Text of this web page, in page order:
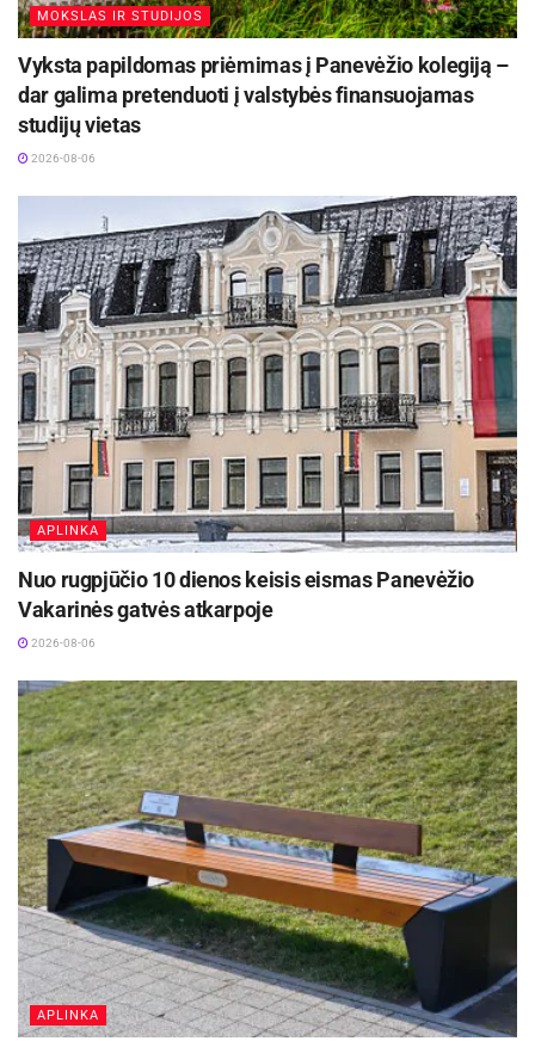
MOKSLAS IR STUDIJOS
Vyksta papildomas priėmimas į Panevėžio kolegiją –
dar galima pretenduoti į valstybės finansuojamas
studijų vietas
2026-08-06
APLINKA
Nuo rugpjūčio 10 dienos keisis eismas Panevėžio
Vakarinės gatvės atkarpoje
2026-08-06
APLINKA